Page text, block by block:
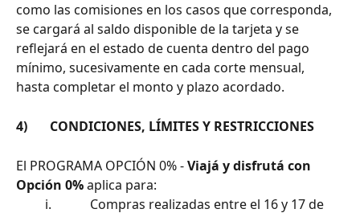
como las comisiones en los casos que corresponda,
se cargará al saldo disponible de la tarjeta y se
reflejará en el estado de cuenta dentro del pago
mínimo, sucesivamente en cada corte mensual,
hasta completar el monto y plazo acordado.
4)       CONDICIONES, LÍMITES Y RESTRICCIONES
El PROGRAMA OPCIÓN 0% - Viajá y disfrutá con
Opción 0% aplica para: